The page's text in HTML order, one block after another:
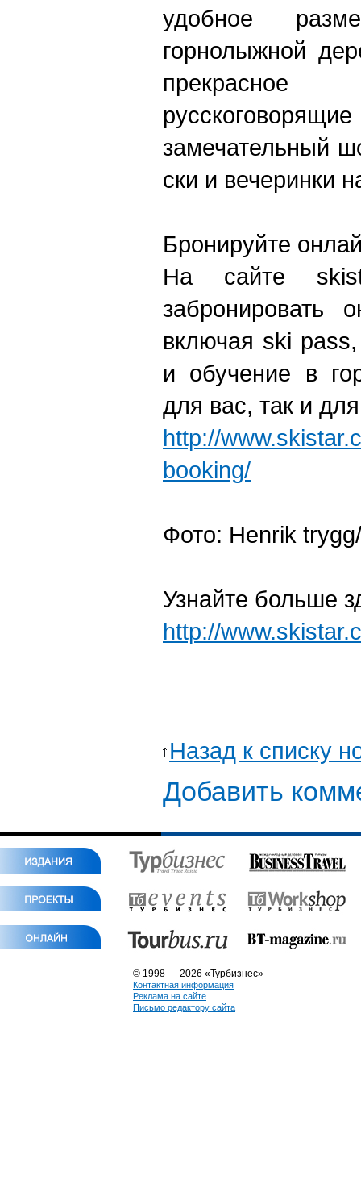
удобное
горнолыжной
замечательный
ски и вечеринки
Бронируйте
На сайте
забронировать
включая ski
и обучение в
для вас, так и
http://
booking/
Фото: Henrik
Узнайте больше
http://
Назад к списку
Добавить
© 1998 — 2026 «Турбизнес»
Контактная информация
Реклама на сайте
Письмо редактору сайта